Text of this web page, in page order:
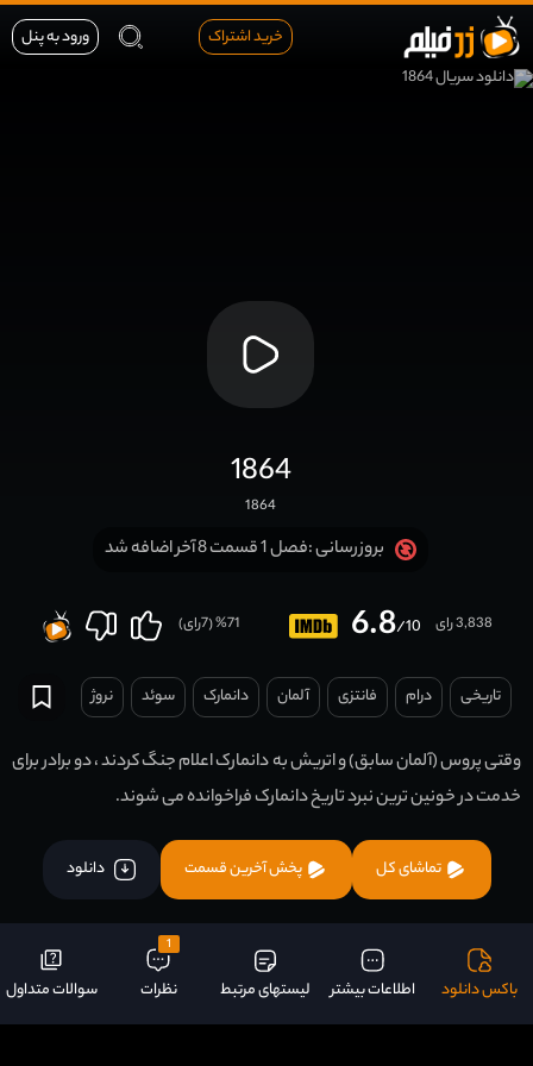
خرید اشتراک ورود به پنل
1864
1864
بروزرسانی :فصل 1 قسمت 8 آخر اضافه شد
6.8/10 3,838 رای 71
% (
7رای)
تاریخی درام فانتزی آلمان دانمارک سوئد نروژ
وقتی پروس (آلمان سابق) و اتریش به دانمارک اعلام جنگ کردند ، دو برادر برای
خدمت در خونین ترین نبرد تاریخ دانمارک فراخوانده می شوند.
تماشای کل پخش آخرین قسمت دانلود
باکس دانلود اطلاعات بیشتر لیستهای مرتبط
1
نظرات سوالات متداول